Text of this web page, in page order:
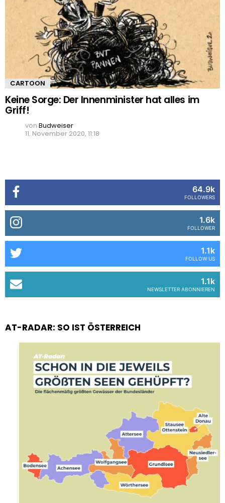
CARTOON
Keine Sorge: Der Innenminister hat alles im
Griff!
von Budweiser
11. November 2020, 11:18
64.9k
FOLLOWERS
1.6k
FOLLOWER
1.1k
FOLLOW US
1.1k
NEWSLETTER ABONNIEREN
AT-RADAR: SO IST ÖSTERREICH